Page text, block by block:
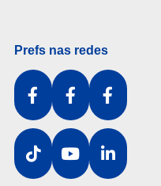
Prefs nas redes